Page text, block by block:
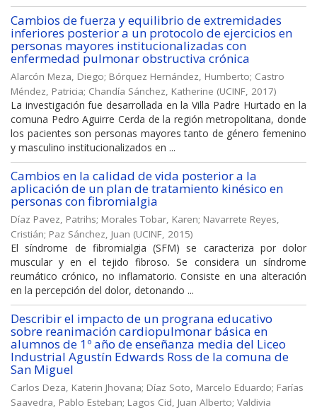
Cambios de fuerza y equilibrio de extremidades
inferiores posterior a un protocolo de ejercicios en
personas mayores institucionalizadas con
enfermedad pulmonar obstructiva crónica
Alarcón Meza, Diego; Bórquez Hernández, Humberto; Castro
Méndez, Patricia; Chandía Sánchez, Katherine (UCINF, 2017)
La investigación fue desarrollada en la Villa Padre Hurtado en la
comuna Pedro Aguirre Cerda de la región metropolitana, donde
los pacientes son personas mayores tanto de género femenino
y masculino institucionalizados en ...
Cambios en la calidad de vida posterior a la
aplicación de un plan de tratamiento kinésico en
personas con fibromialgia
Díaz Pavez, Patrihs; Morales Tobar, Karen; Navarrete Reyes,
Cristián; Paz Sánchez, Juan (UCINF, 2015)
El síndrome de fibromialgia (SFM) se caracteriza por dolor
muscular y en el tejido fibroso. Se considera un síndrome
reumático crónico, no inflamatorio. Consiste en una alteración
en la percepción del dolor, detonando ...
Describir el impacto de un prograna educativo
sobre reanimación cardiopulmonar básica en
alumnos de 1º año de enseñanza media del Liceo
Industrial Agustín Edwards Ross de la comuna de
San Miguel
Carlos Deza, Katerin Jhovana; Díaz Soto, Marcelo Eduardo; Farías
Saavedra, Pablo Esteban; Lagos Cid, Juan Alberto; Valdivia